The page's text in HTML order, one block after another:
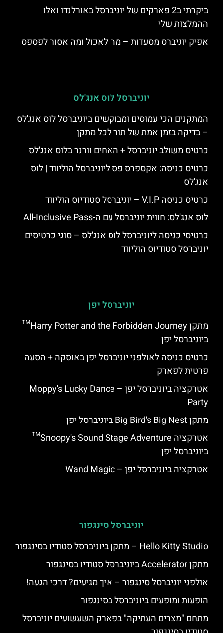
ביקרתי ב2 פארקים של יוניברסל באורלנדו ואלו
ההמלצות שלי
אפיק יוניברס מסעדות – מה לאכול ומה אסור לפספס
יוניברסל לוס אנג'לס
המתקנים הכי עמוסים ומבוקשים ביוניברסל לוס אנג'לס
– בדיקה בזמן אמת של תור לכל מתקן
כרטיס משולב יוניברסל + האחים וורנר בלוס אנג'לס
כרטיס כניסה: אקספרס פס ליוניברסל הוליווד | לוס
אנג'לס
כרטיס כניסה V.I.P – יוניברסל סטודיוס הוליווד
לוס אנג'לס: חווית יוניברסל עם ה-All-Inclusive Pass
כרטיסי כניסה ליוניברסל לוס אנג'לס – סוגי כרטיסים
יוניברסל סטודיוס הוליווד
יוניברסל יפן
מתקן Harry Potter and the Forbidden Journey™
ביוניברסל יפן
כרטיס כניסה לאולפני יוניברסל יפן באוסקה + הסעה
פרטית לפארק
אטרקציה ביוניברסל יפן – Moppy's Lucky Dance
Party
מתקן Big Bird's Big Nest ביוניברסל יפן
אטרקציה Snoopy's Sound Stage Adventure™
ביוניברסל יפן
אטרקציה ביוניברסל יפן – Wand Magic
יוניברסל סינגפור
Hello Kitty Studio – מתקן ביוניברסל סטודיו בסינגפור
מתקן Accelerator ביוניברסל סטודיו בסינגפור
אולפני יוניברסל סינגפור – איך מגיעים? דרכי הגעה!
הופעות ומופעים ביוניברסל בסינגפור
מתחם "מצרים העתיקה" בפארק השעשועים יוניברסל